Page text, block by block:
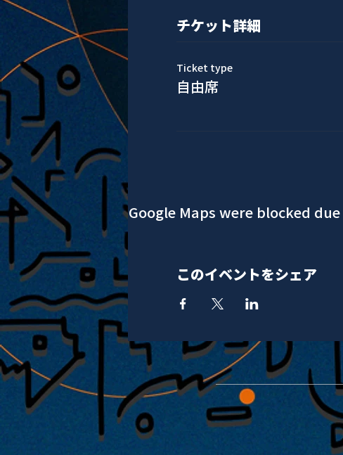
チケット詳細
Ticket type
自由席
Google Maps were blocked
このイベントをシェア